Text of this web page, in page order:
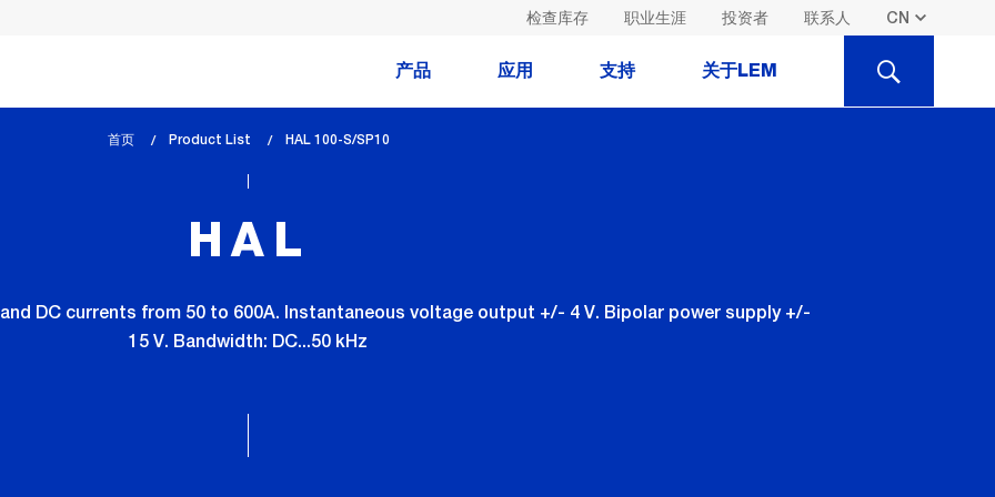
检查库存 职业生涯 投资者 联系人
产品 应用 支持 关于LEM SEARCH
首页 Product List
lem_current_page
HAL 100-S/SP10
HAL
DC currents from 50 to 600A. Instantaneous voltage output +/- 4 V. Bipolar power supply +/-
15 V. Bandwidth: DC...50 kHz